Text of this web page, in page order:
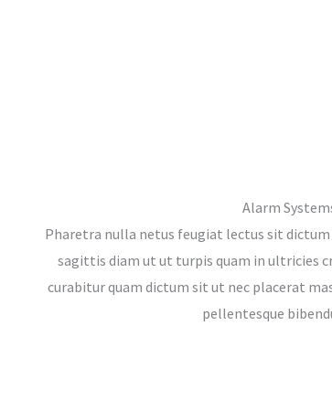
Alarm
Pharetra nulla netus feugiat lectus sit
sagittis diam ut ut turpis quam in ultricies
curabitur quam dictum sit ut nec placerat
pellentesque